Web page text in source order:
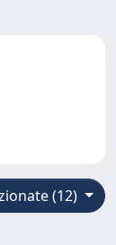
(12)